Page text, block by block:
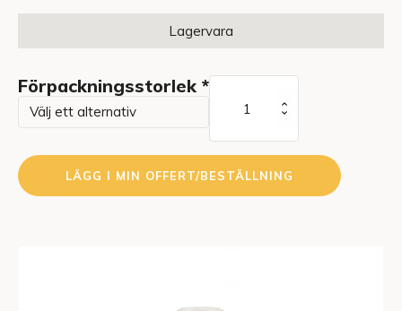
Lagervara
Förpackningsstorlek *
Cylinder
60
ml
mängd
LÄGG I MIN OFFERT/BESTÄLLNING